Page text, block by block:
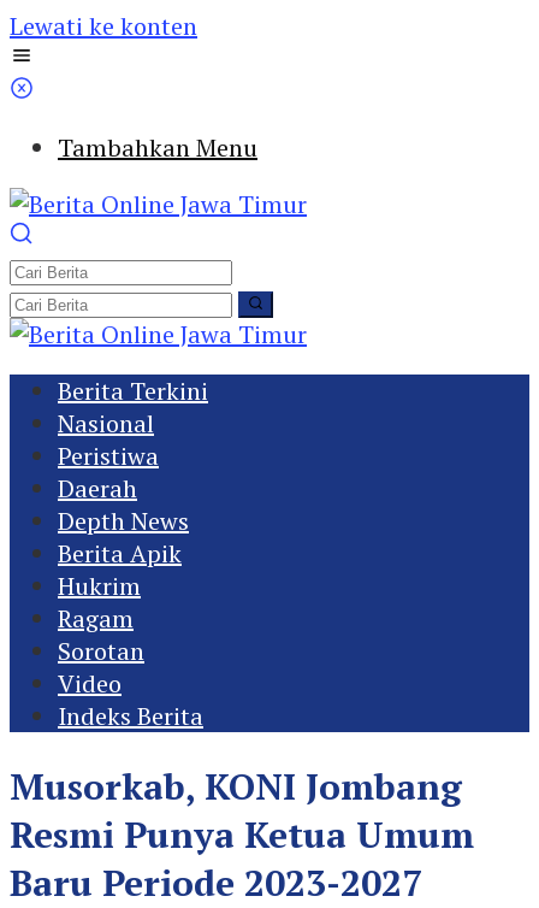
Lewati ke konten
Tambahkan Menu
Berita Terkini
Nasional
Peristiwa
Daerah
Depth News
Berita Apik
Hukrim
Ragam
Sorotan
Video
Indeks Berita
Musorkab, KONI Jombang
Resmi Punya Ketua Umum
Baru Periode 2023-2027